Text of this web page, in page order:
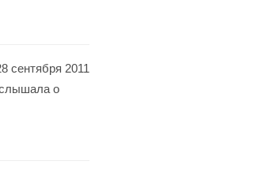
сентября 2011
о